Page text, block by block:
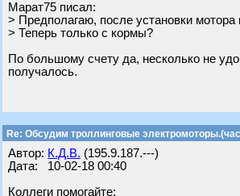
Марат75 писал:
> Предполагаю, после установки
> Теперь только с кормы?
По большому счету да, несколько не
получалось.
Re: Обсудим троллинговые
Автор: К.Д.В. (195.9.187.---)
Дата: 10-02-18 00:40
Коллеги помогайте: